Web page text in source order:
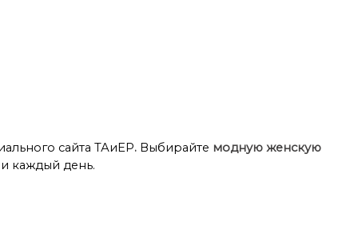
сайта ТАиЕР. Выбирайте модную женскую
каждый день.